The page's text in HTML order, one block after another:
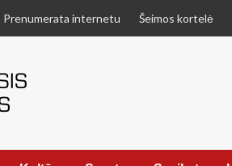
Prenumerata internetu Šeimos kortelė